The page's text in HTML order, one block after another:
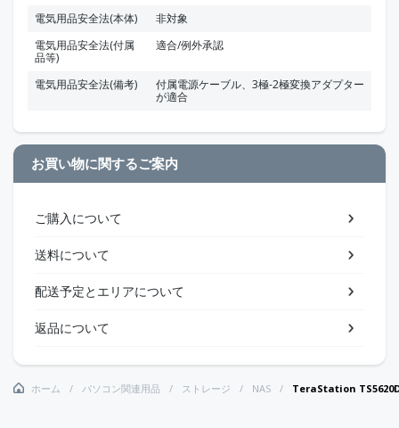
電気用品安全法(本体)
非対象
電気用品安全法(付属
品等)
適合/例外承認
電気用品安全法(備考)
付属電源ケーブル、3極-2極変換アダプター
が適合
お買い物に関するご案内
ご購入について
送料について
配送予定とエリアについて
返品について
ホーム パソコン関連用品 ストレージ NAS TeraStation